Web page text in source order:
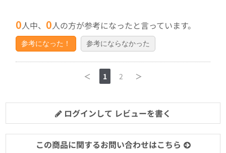
0人中、0人の方が参考になったと言っています。
参考になった！ 参考にならなかった
＜ 1 2 ＞
ログインして レビューを書く
この商品に関するお問い合わせはこちら